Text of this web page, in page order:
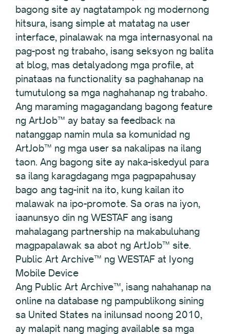
bagong site ay nagtatampok ng modernong
hitsura, isang simple at matatag na user
interface, pinalawak na mga internasyonal na
pag-post ng trabaho, isang seksyon ng balita
at blog, mas detalyadong mga profile, at
pinataas na functionality sa paghahanap na
tumutulong sa mga naghahanap ng trabaho.
Ang maraming magagandang bagong feature
ng ArtJob™ ay batay sa feedback na
natanggap namin mula sa komunidad ng
ArtJob™ ng mga user sa nakalipas na ilang
taon. Ang bagong site ay naka-iskedyul para
sa ilang karagdagang mga pagpapahusay
bago ang tag-init na ito, kung kailan ito
malawak na ipo-promote. Sa oras na iyon,
iaanunsyo din ng WESTAF ang isang
mahalagang partnership na makabuluhang
magpapalawak sa abot ng ArtJob™ site.
Public Art Archive™ ng WESTAF at Iyong
Mobile Device
Ang Public Art Archive™, isang nahahanap na
online na database ng pampublikong sining
sa United States na inilunsad noong 2010,
ay malapit nang maging available sa mga